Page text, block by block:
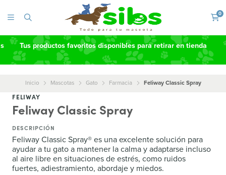
0
Tus productos favoritos disponibles para retirar en tienda
Inicio Mascotas Gato Farmacia Feliway Classic Spray
FELIWAY
Feliway Classic Spray
DESCRIPCIÓN
Feliway Classic Spray® es una excelente solución para
ayudar a tu gato a mantener la calma y adaptarse incluso
al aire libre en situaciones de estrés, como ruidos
fuertes, adiestramiento, abordaje y miedos.